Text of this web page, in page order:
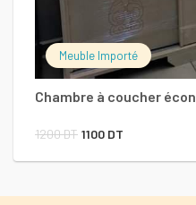
Meuble Importé
Chambre à coucher
1200DT Le
prix
1100 DT
prix